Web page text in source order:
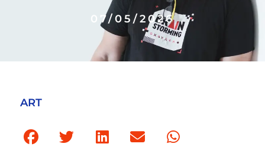
07/05/2026
ART